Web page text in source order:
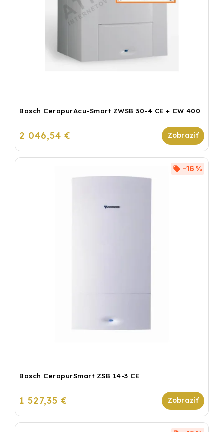
Bosch CerapurAcu-Smart ZWSB 30-4 CE + CW 400
2 046,54 €
Bosch CerapurSmart ZSB 14-3 CE
–16 %
1 527,35 €